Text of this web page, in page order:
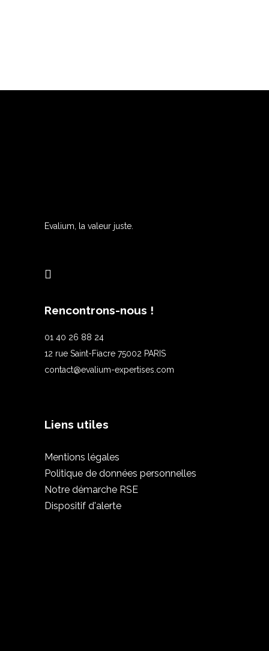
Evalium, la valeur juste.
Rencontrons-nous !
01 40 26 88 24
12 rue Saint-Fiacre 75002 PARIS
contact@evalium-expertises.com
Liens utiles
Mentions légales
Politique de données personnelles
Notre démarche RSE
Dispositif d'alerte